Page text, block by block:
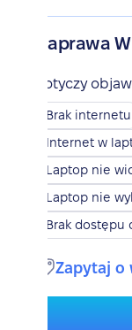
Naprawa
Dotyczy
Brak internetu
Internet w
Laptop nie
Laptop nie
Brak dostępu
Zapytaj o